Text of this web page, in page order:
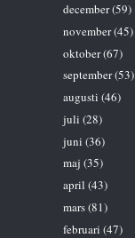
december(59)
november(45)
oktober(67)
september(53)
augusti (46)
juli (28)
juni (36)
maj (35)
april (43)
mars(81)
februari (47)